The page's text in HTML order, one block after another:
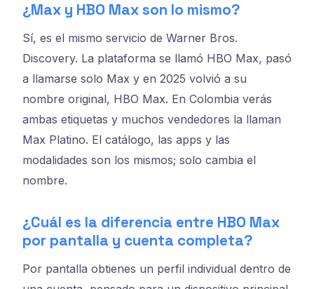
¿Max y HBO Max son lo mismo?
Sí, es el mismo servicio de Warner Bros.
Discovery. La plataforma se llamó HBO Max, pasó
a llamarse solo Max y en 2025 volvió a su
nombre original, HBO Max. En Colombia verás
ambas etiquetas y muchos vendedores la llaman
Max Platino. El catálogo, las apps y las
modalidades son los mismos; solo cambia el
nombre.
¿Cuál es la diferencia entre HBO Max
por pantalla y cuenta completa?
Por pantalla obtienes un perfil individual dentro de